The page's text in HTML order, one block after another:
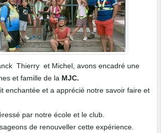
Thierry et Michel, avons encadré une
et famille de la MJC.
enchantée et a apprécié notre savoir faire et
par notre école et le club.
de renouveller cette expérience.